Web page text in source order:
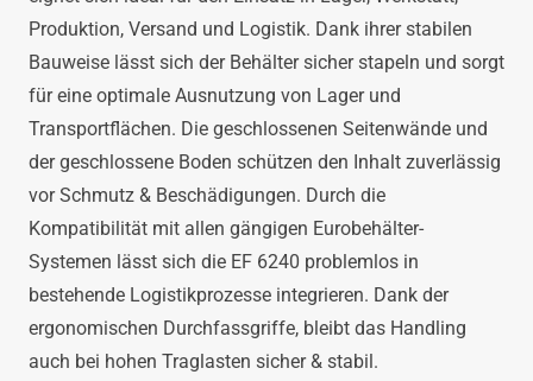
Produktion, Versand und Logistik. Dank ihrer stabilen
Bauweise lässt sich der Behälter sicher stapeln und sorgt
für eine optimale Ausnutzung von Lager und
Transportflächen. Die geschlossenen Seitenwände und
der geschlossene Boden schützen den Inhalt zuverlässig
vor Schmutz & Beschädigungen. Durch die
Kompatibilität mit allen gängigen Eurobehälter-
Systemen lässt sich die EF 6240 problemlos in
bestehende Logistikprozesse integrieren. Dank der
ergonomischen Durchfassgriffe, bleibt das Handling
auch bei hohen Traglasten sicher & stabil.